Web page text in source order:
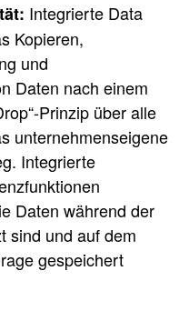
Integrierte Data
Kopieren,
und
Daten nach einem
Prinzip über alle
unternehmenseigene
Integrierte
Daten während der
sind und auf dem
gespeichert